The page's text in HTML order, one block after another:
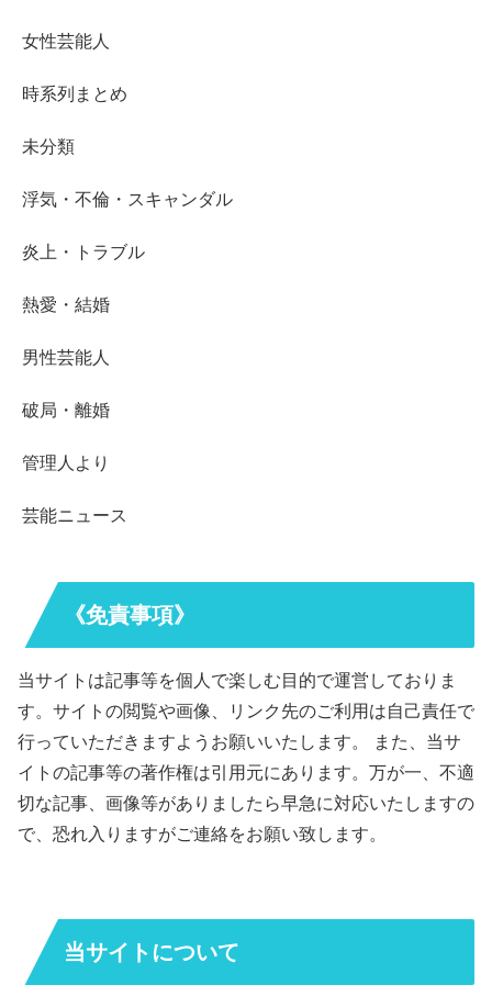
女性芸能人
時系列まとめ
未分類
浮気・不倫・スキャンダル
炎上・トラブル
熱愛・結婚
男性芸能人
破局・離婚
管理人より
芸能ニュース
《免責事項》
当サイトは記事等を個人で楽しむ目的で運営しておりま
す。サイトの閲覧や画像、リンク先のご利用は自己責任で
行っていただきますようお願いいたします。 また、当サ
イトの記事等の著作権は引用元にあります。万が一、不適
切な記事、画像等がありましたら早急に対応いたしますの
で、恐れ入りますがご連絡をお願い致します。
当サイトについて